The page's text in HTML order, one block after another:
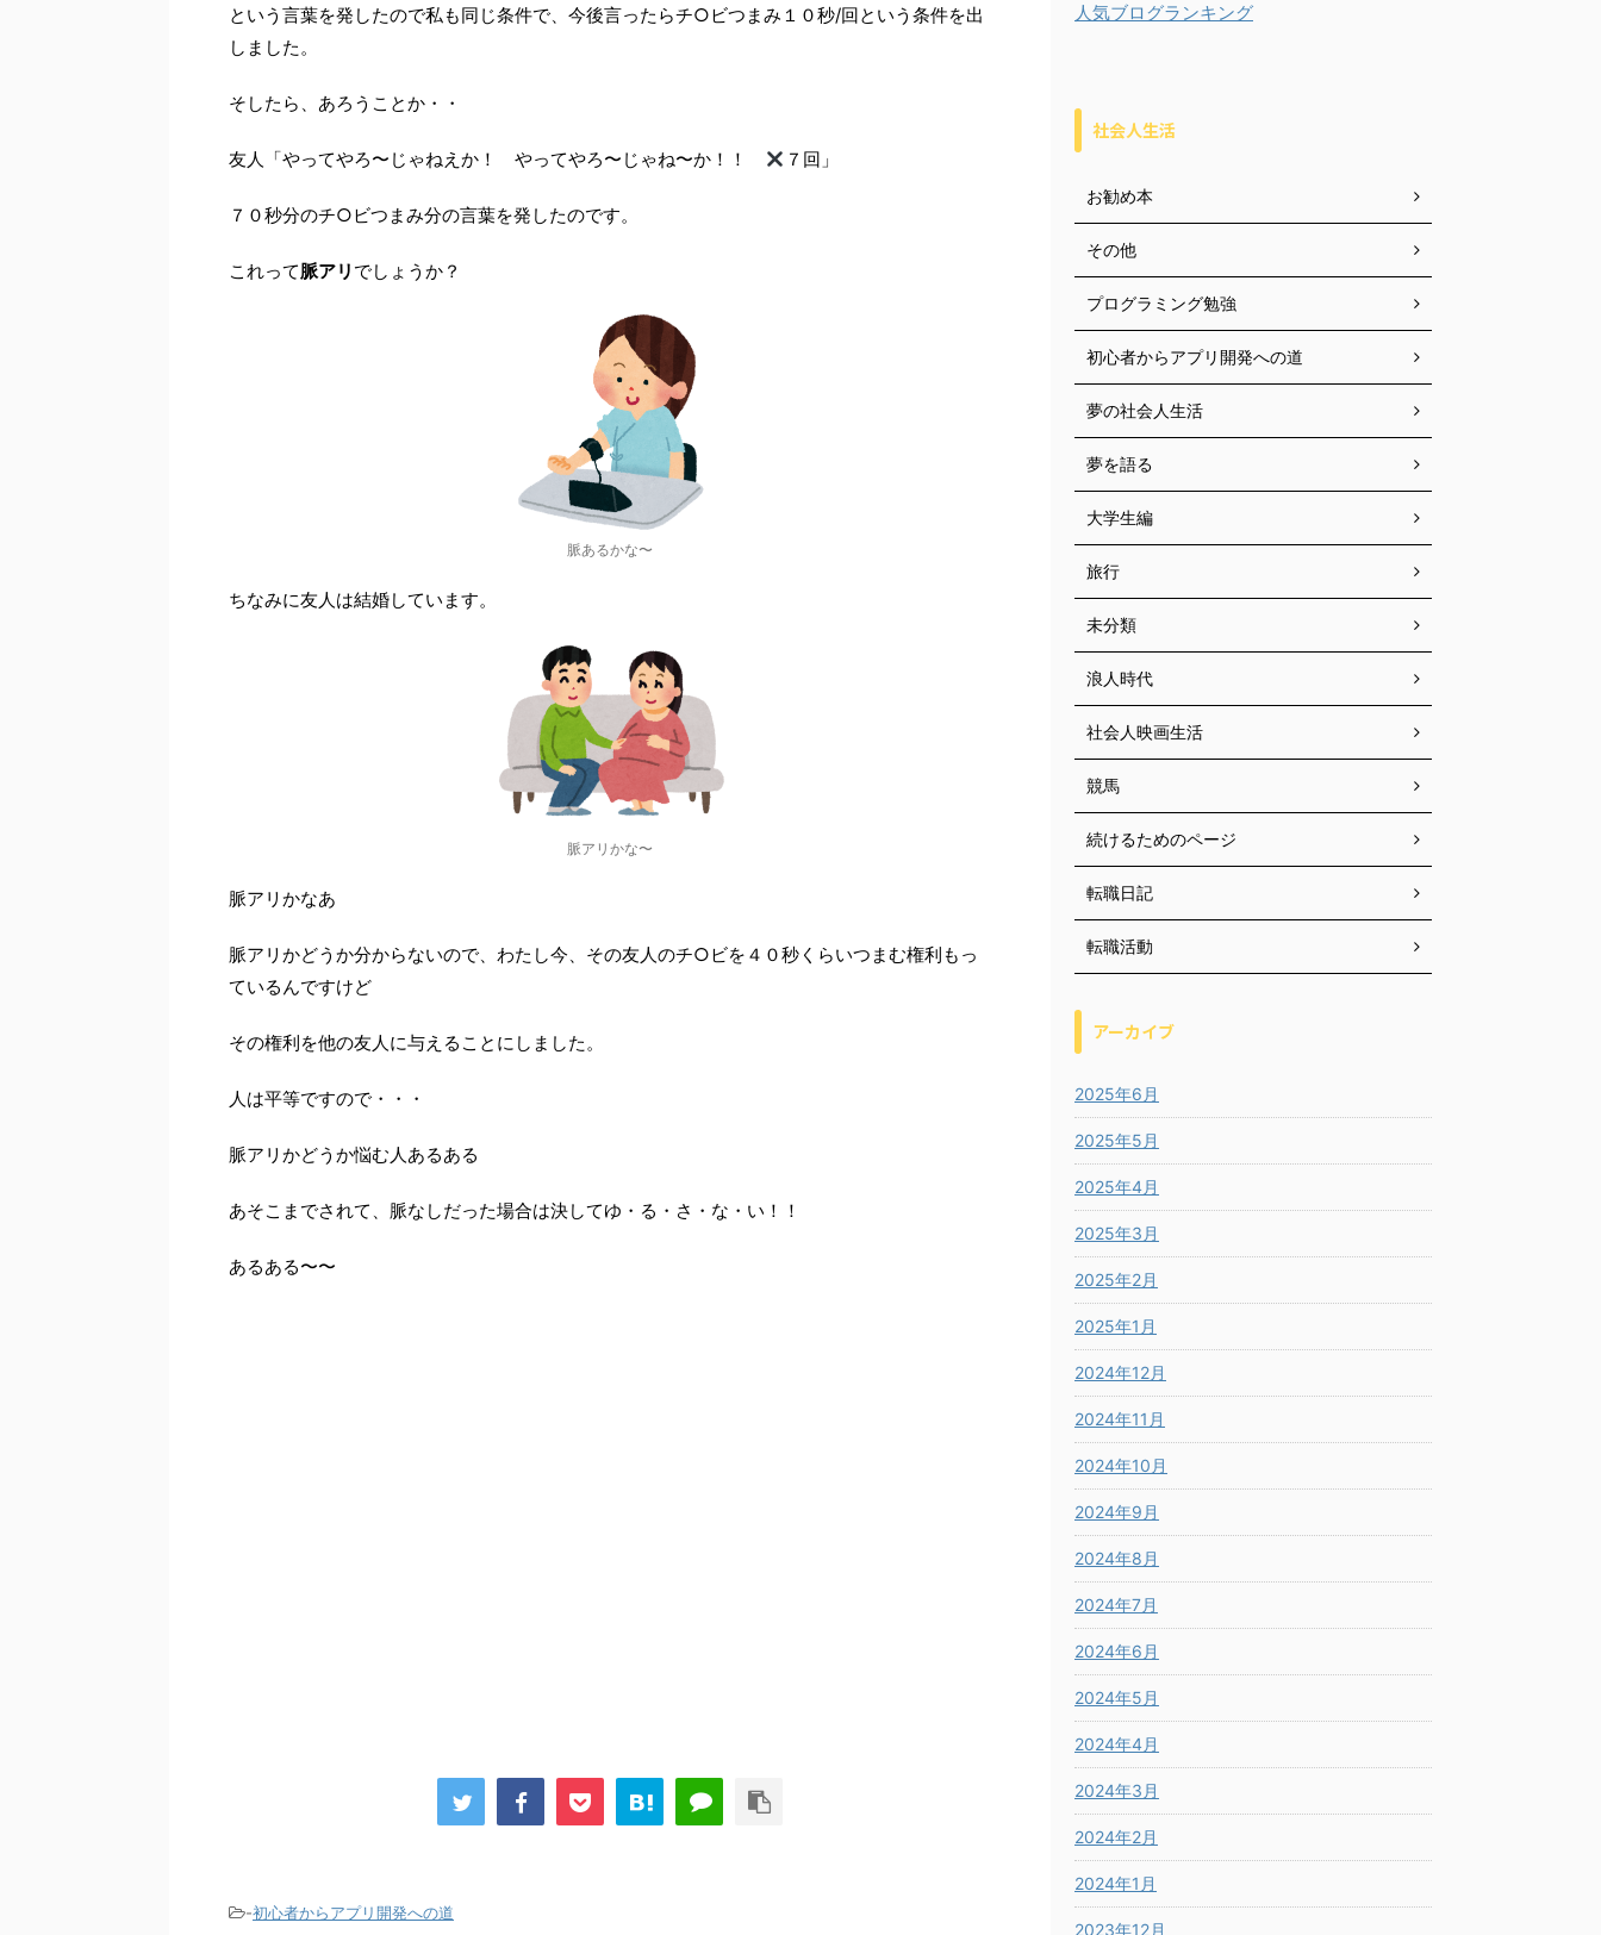
という言葉を発したので私も同じ条件で、今後言ったらチ○ビつまみ１０秒/回という条件を出
しました。
そしたら、あろうことか・・
友人「やってやろ〜じゃねえか！ やってやろ〜じゃね〜か！！ ７回」
７０秒分のチ○ビつまみ分の言葉を発したのです。
これって脈アリ でしょうか？
脈あるかな〜
ちなみに友人は結婚しています。
脈アリかな〜
脈アリかなあ
脈アリかどうか分からないので、わたし今、その友人のチ○ビを４０秒くらいつまむ権利もっ
ているんですけど
その権利を他の友人に与えることにしました。
人は平等ですので・・・
脈アリかどうか悩む人あるある
あそこまでされて、脈なしだった場合は決してゆ・る・さ・な・い！！
あるある〜〜
-初心者からアプリ開発への道
人気ブログランキング
社会人生活
お勧め本
その他
プログラミング勉強
初心者からアプリ開発への道
夢の社会人生活
夢を語る
大学生編
旅行
未分類
浪人時代
社会人映画生活
競馬
続けるためのページ
転職日記
転職活動
アーカイブ
2025年6月
2025年5月
2025年4月
2025年3月
2025年2月
2025年1月
2024年12月
2024年11月
2024年10月
2024年9月
2024年8月
2024年7月
2024年6月
2024年5月
2024年4月
2024年3月
2024年2月
2024年1月
2023年12月